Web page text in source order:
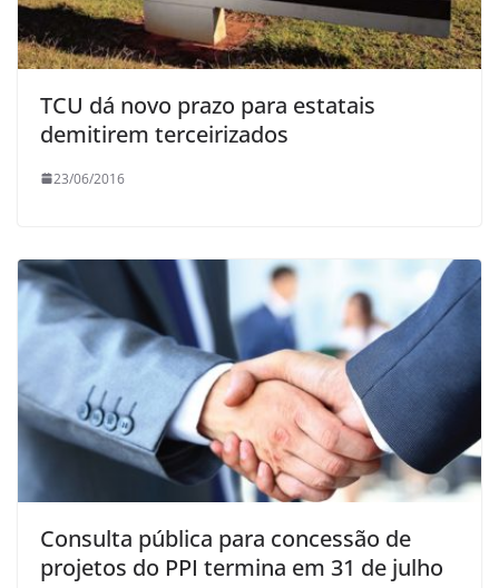
TCU dá novo prazo para estatais
demitirem terceirizados
23/06/2016
Consulta pública para concessão de
projetos do PPI termina em 31 de julho